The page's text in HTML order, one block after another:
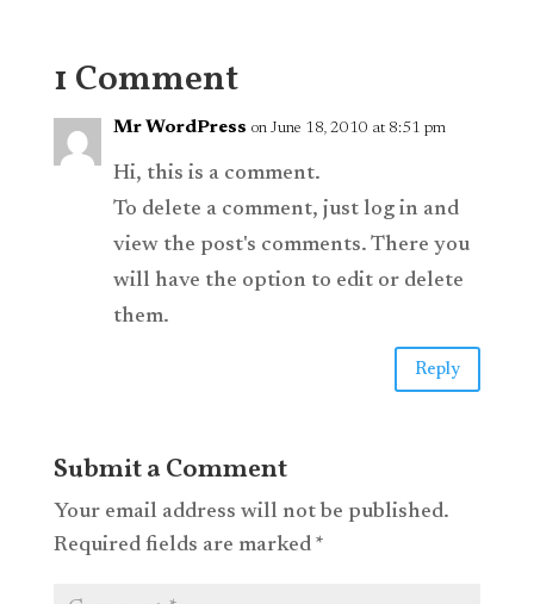
1 Comment
Mr WordPress on June 18, 2010 at 8:51 pm
Hi, this is a comment.
To delete a comment, just log in and
view the post's comments. There you
will have the option to edit or delete
them.
Reply
Submit a Comment
Your email address will not be published.
Required fields are marked *